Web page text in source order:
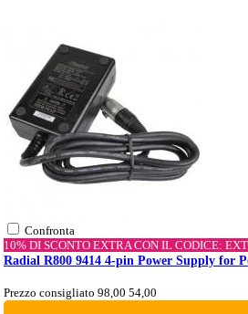
Confronta
10% DI SCONTO EXTRA CON IL CODICE:
Radial R800 9414 4-pin Power Supply for
Prezzo consigliato 98,00 54,00